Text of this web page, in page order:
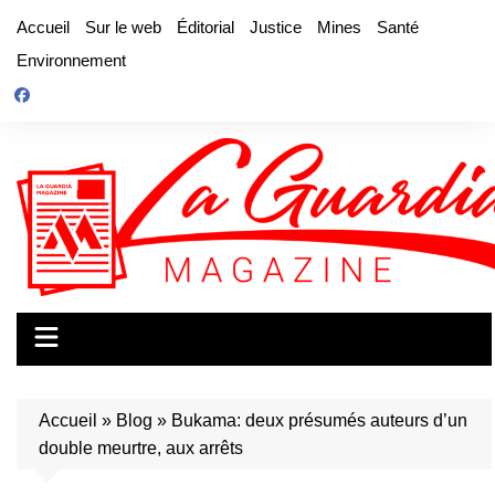
contenu
Accueil Sur le web Éditorial Justice Mines
Santé
Environnement
Accueil » Blog » Bukama: deux présumés auteurs d’un
double meurtre, aux arrêts